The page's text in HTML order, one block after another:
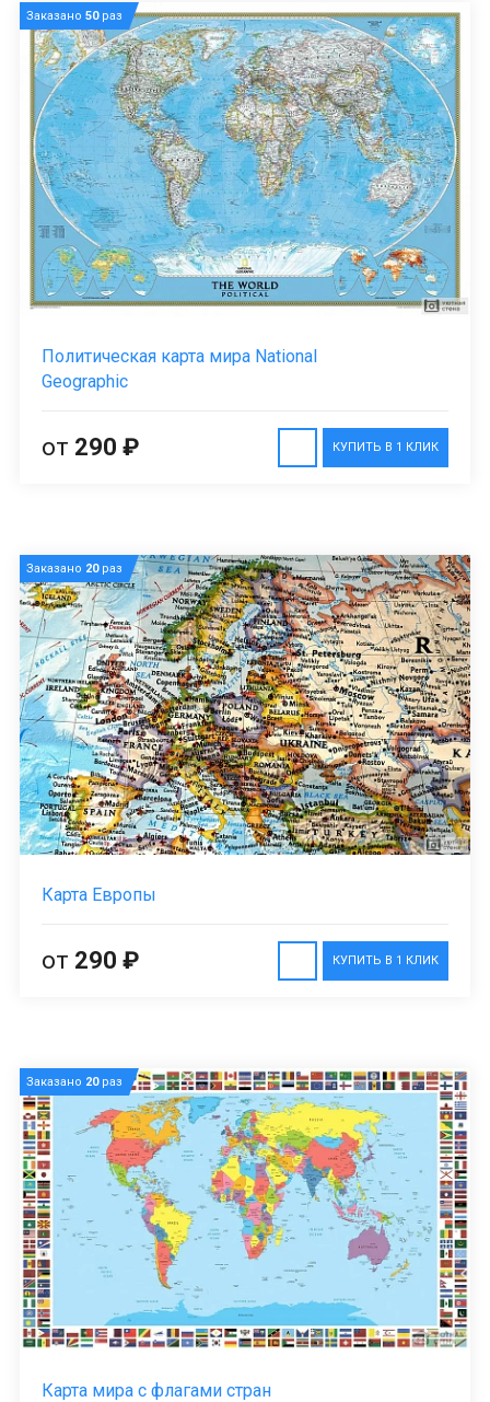
Заказано 50раз
Политическая карта мира National
Geographic
КУПИТЬ В 1 КЛИК
от 290 ₽
Заказано 20раз
Карта Европы
КУПИТЬ В 1 КЛИК
от 290 ₽
Заказано 20раз
Карта мира с флагами стран